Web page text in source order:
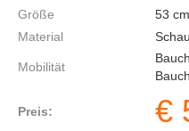
Größe
53 cm
Material
Mobilität
Preis: €